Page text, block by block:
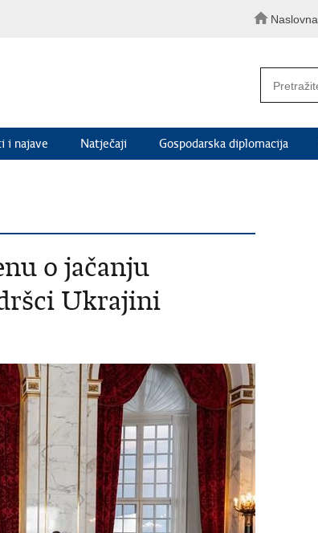
Naslovna
i najave Natječaji Gospodarska diplomacija
o jačanju
Ukrajini